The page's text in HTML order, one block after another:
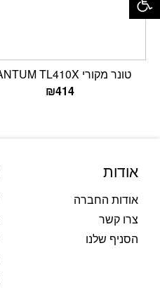
טונר מקורי PANTUM TL410X
₪414
אודות
אודות החברה
צרו קשר
הסניף שלנו